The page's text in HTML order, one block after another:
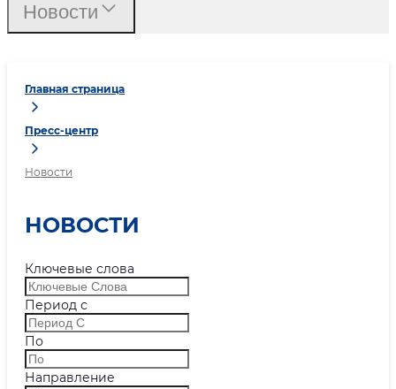
Главная страница
Пресс-центр
Новости
НОВОСТИ
Ключевые слова
Период с
По
Направление
Новости